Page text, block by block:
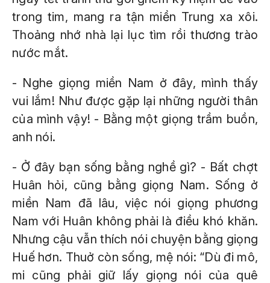
trong tim, mang ra tận miền Trung xa xôi.
Thoảng nhớ nhà lại lục tìm rồi thương trào
nước mắt.
- Nghe giọng miền Nam ở đây, mình thấy
vui lắm! Như được gặp lại những người thân
của mình vậy! - Bằng một giọng trầm buồn,
anh nói.
- Ở đây bạn sống bằng nghề gì? - Bất chợt
Huân hỏi, cũng bằng giọng Nam. Sống ở
miền Nam đã lâu, việc nói giọng phương
Nam với Huân không phải là điều khó khăn.
Nhưng cậu vẫn thích nói chuyện bằng giọng
Huế hơn. Thuở còn sống, mệ nói: “Dù đi mô,
mi cũng phải giữ lấy giọng nói của quê